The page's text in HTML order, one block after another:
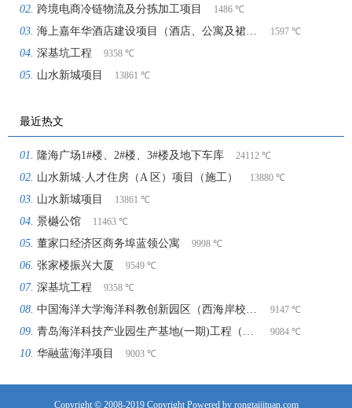
跨境电商冷链物流及分拣加工项目 1486 ℃
海上嘉年华酒店建设项目（酒店、公寓及裙房续建）施工总承包 1597 ℃
深基坑工程 9358 ℃
山水新城项目 13861 ℃
最近热文
隆海广场1#楼、2#楼、3#楼及地下车库 24112 ℃
山水新城·人才住房（A 区）项目（施工） 13880 ℃
山水新城项目 13861 ℃
景樾公馆 11463 ℃
董家口经济区商务埠蓝领公寓 9998 ℃
张家楼振兴大厦 9549 ℃
深基坑工程 9358 ℃
中国海洋大学海洋科教创新园区（西海岸校区） 海德学院楼项目（施工） 9147 ℃
青岛海洋科技产业园生产基地(一期)工程（施工） 9084 ℃
华融蓝海洋项目 9003 ℃
Copyright © 2008-2019 Copyright Powered by rongtaijituan.com